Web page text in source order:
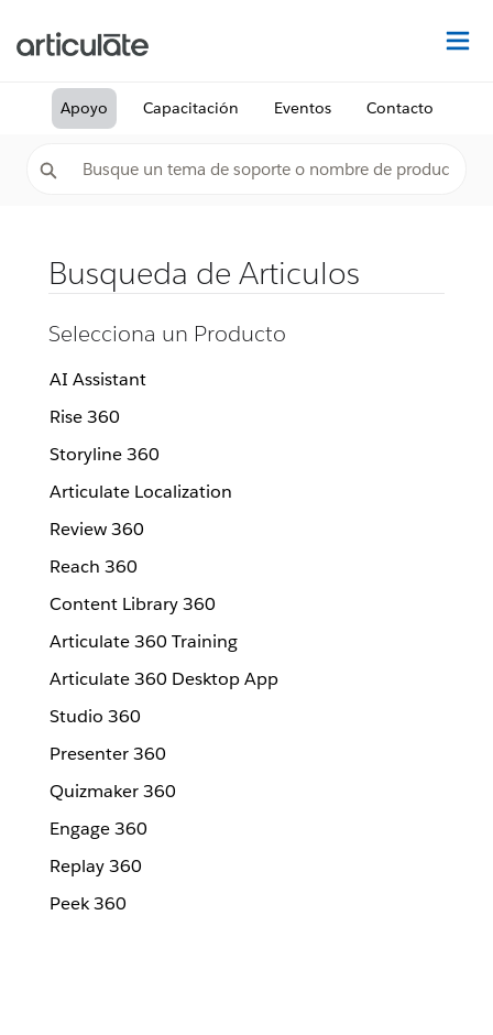
Apoyo Capacitación Eventos Contacto
Busqueda de Articulos
Selecciona un Producto
AI Assistant
Rise 360
Storyline 360
Articulate Localization
Review 360
Reach 360
Content Library 360
Articulate 360 Training
Articulate 360 Desktop App
Studio 360
Presenter 360
Quizmaker 360
Engage 360
Replay 360
Peek 360